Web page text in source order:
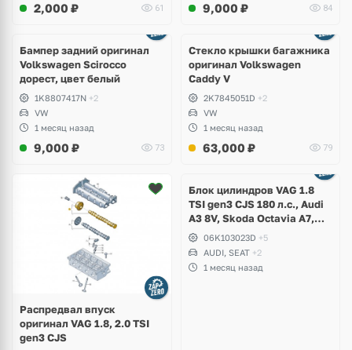
2,000 ₽ 61 9,000 ₽ 84
Бампер задний оригинал
Volkswagen Scirocco
дорест, цвет белый
1K8807417N +2
VW
1 месяц назад
9,000 ₽ 73
Стекло крышки багажника
оригинал Volkswagen
Caddy V
2K7845051D +2
VW
1 месяц назад
63,000 ₽ 79
Распредвал впуск
оригинал VAG 1.8, 2.0 TSI
gen3 CJS
2 фото
Блок цилиндров VAG 1.8
TSI gen3 CJS 180 л.с., Audi
A3 8V, Skoda Octavia A7,
Superb, Volkswagen Passat
B8, Golf VII Alltrack, Seat
Leon
06K103023D +5
AUDI, SEAT +2
1 месяц назад